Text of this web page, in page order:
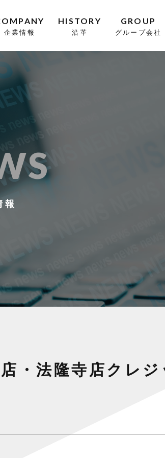
企業情報
HISTORY
沿革
GROUP
グループ会社
報
・法隆寺店クレジ